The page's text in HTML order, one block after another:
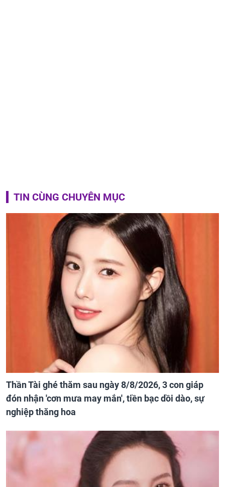
TIN CÙNG CHUYÊN MỤC
Thần Tài ghé thăm sau ngày 8/8/2026, 3 con giáp
đón nhận 'cơn mưa may mắn', tiền bạc dồi dào, sự
nghiệp thăng hoa